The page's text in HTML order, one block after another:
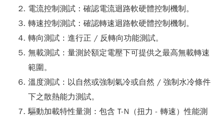
電流控制測試：確認電流迴路軟硬體控制機制。
轉速控制測試：確認轉速迴路軟硬體控制機制。
轉向測試：進行正 / 反轉向功能測試。
無載測試：量測於額定電壓下可提供之最高無載轉速
範圍。
溫度測試：以自然或強制氣冷或自然 / 強制水冷條件
下之散熱能力測試。
驅動加載特性量測：包含 T-N（扭力 - 轉速）性能測